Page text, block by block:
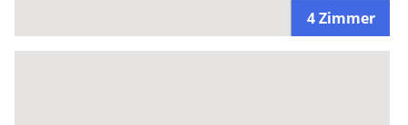
4 Zimmer